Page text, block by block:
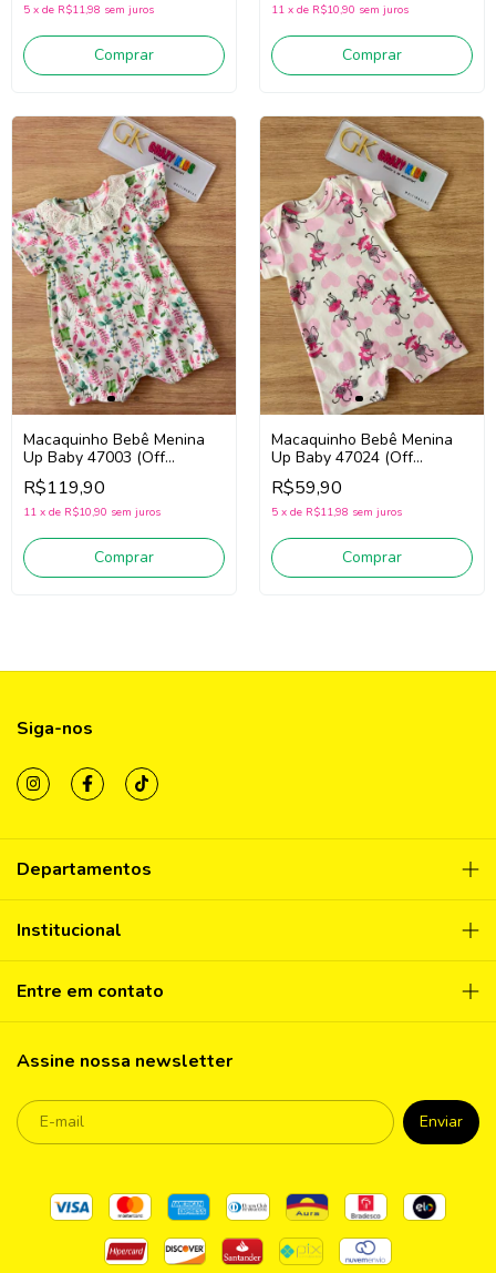
5 x de R$11,98 sem juros
Comprar
11 x de R$10,90 sem juros
Comprar
Macaquinho Bebê Menina
Up Baby 47003 (Off
White/Verde/Rosa)
R$119,90
11 x de R$10,90 sem juros
Comprar
Macaquinho Bebê Menina
Up Baby 47024 (Off
White/Rosa)
R$59,90
5 x de R$11,98 sem juros
Comprar
Siga-nos
Departamentos
Institucional
Entre em contato
Assine nossa newsletter